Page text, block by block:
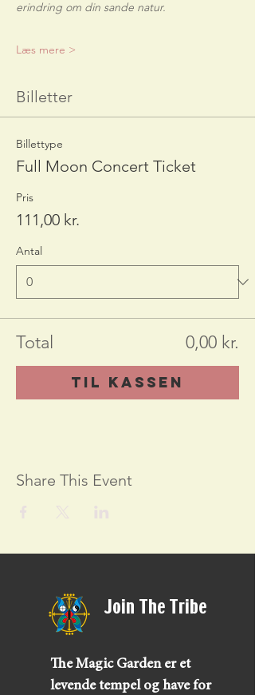
erindring om din sande natur.
Læs mere >
Billetter
Billettype
Full Moon Concert Ticket
Pris
111,00 kr.
Antal
Total 0,00 kr.
Til kassen
Share This Event
Join The Tribe
The Magic Garden er et
levende tempel og have for